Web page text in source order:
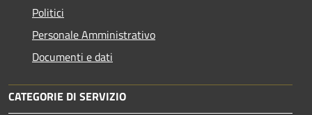
Politici
Personale Amministrativo
Documenti e dati
CATEGORIE DI SERVIZIO